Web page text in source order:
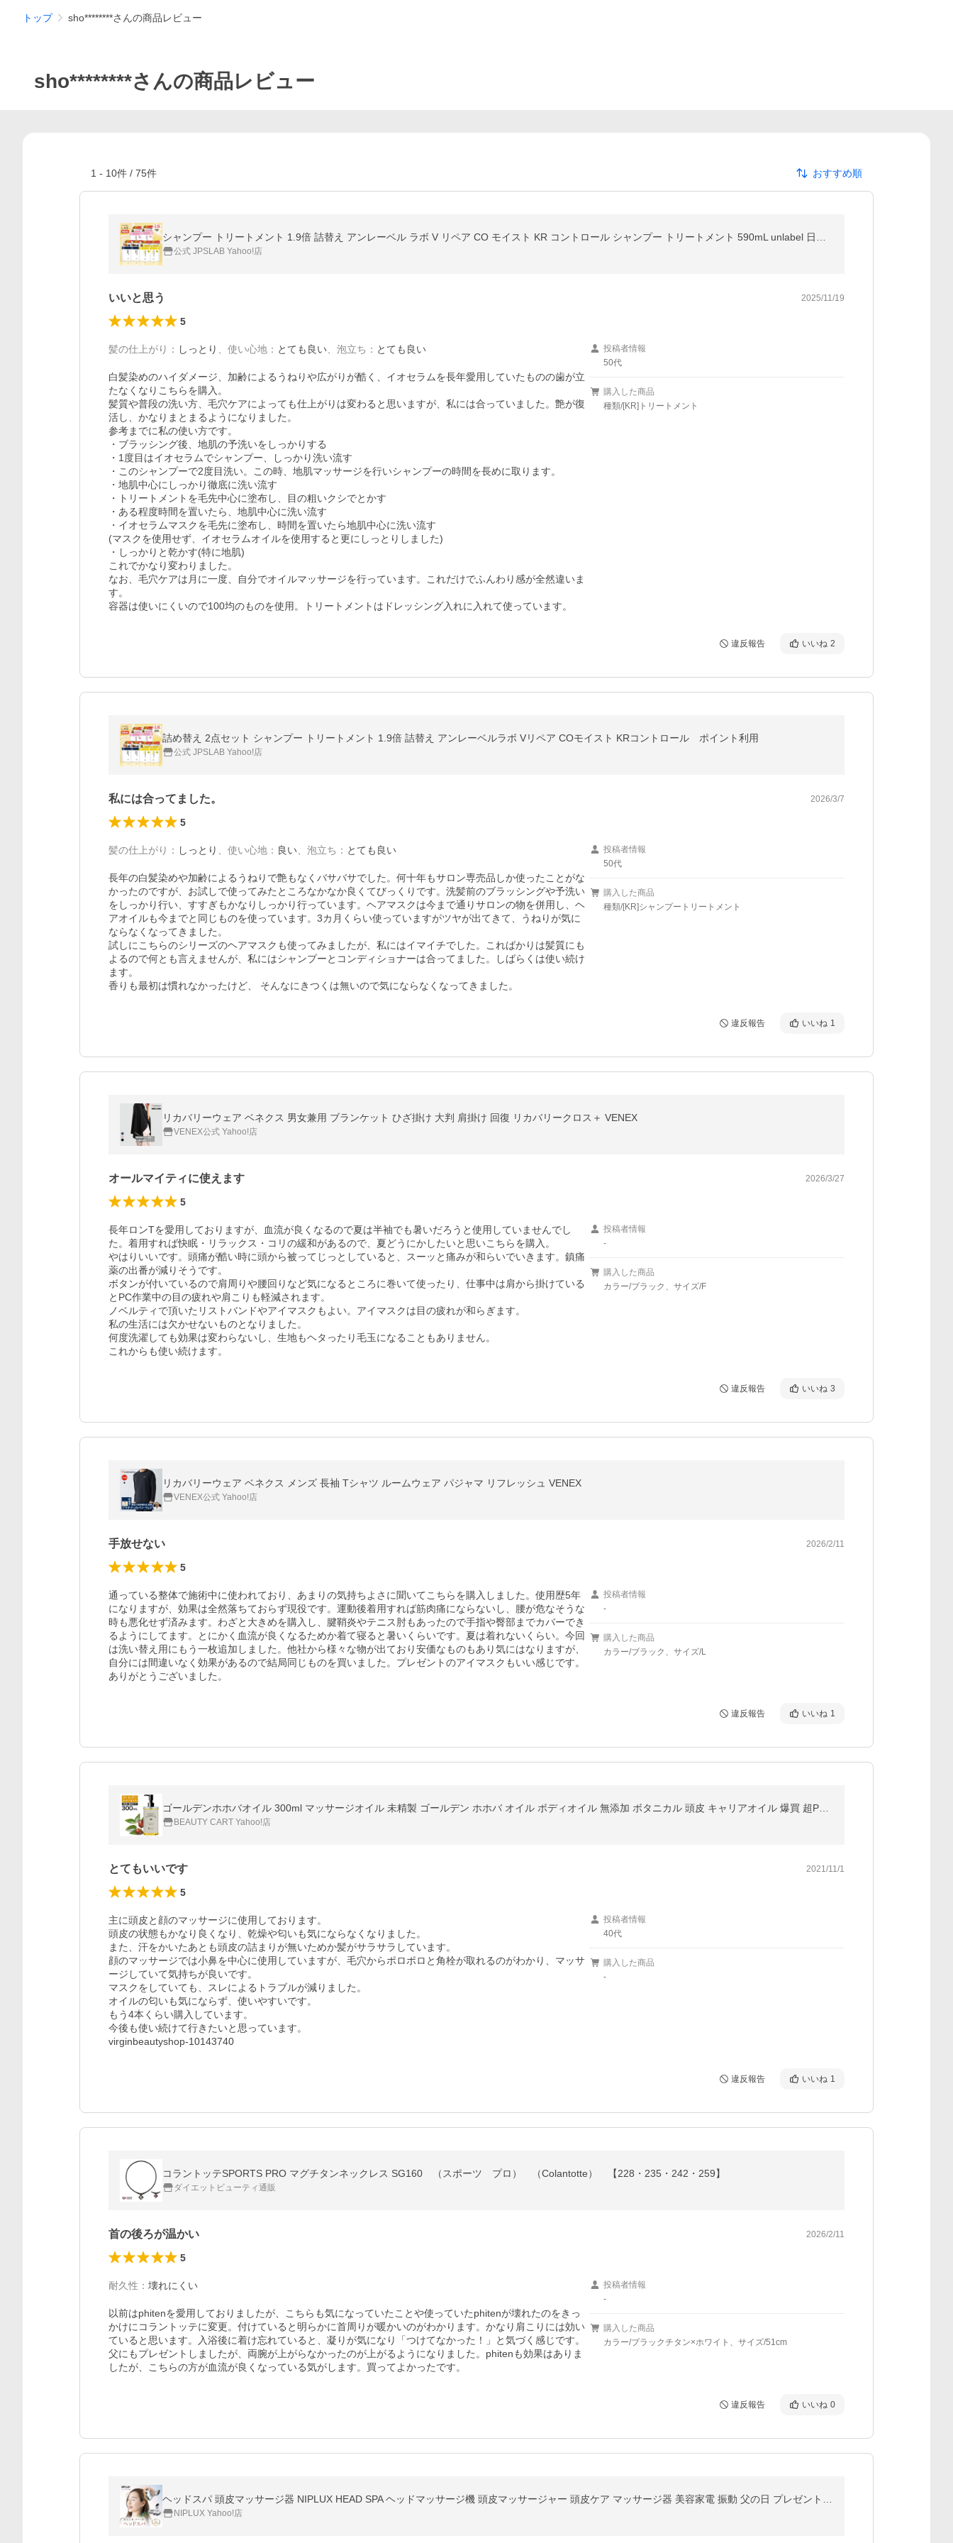
トップ sho********さんの商品レビュー
sho********さんの商品レビュー
1 - 10件 / 75件 おすすめ順
公式 JPSLAB Yahoo!店
いいと思う 2025/11/19
5
髪の仕上がり ： しっとり 使い心地 ： とても良い 泡立ち ： とても良い
白髪染めのハイダメージ、加齢によるうねりや広がりが酷く、イオセラムを長年愛用していたものの歯が立
たなくなりこちらを購入。
髪質や普段の洗い方、毛穴ケアによっても仕上がりは変わると思いますが、私には合っていました。艶が復
活し、かなりまとまるようになりました。
参考までに私の使い方です。
・ブラッシング後、地肌の予洗いをしっかりする
・1度目はイオセラムでシャンプー、しっかり洗い流す
・このシャンプーで2度目洗い。この時、地肌マッサージを行いシャンプーの時間を長めに取ります。
・地肌中心にしっかり徹底に洗い流す
・トリートメントを毛先中心に塗布し、目の粗いクシでとかす
・ある程度時間を置いたら、地肌中心に洗い流す
・イオセラムマスクを毛先に塗布し、時間を置いたら地肌中心に洗い流す
(マスクを使用せず、イオセラムオイルを使用すると更にしっとりしました)
・しっかりと乾かす(特に地肌)
これでかなり変わりました。
なお、毛穴ケアは月に一度、自分でオイルマッサージを行っています。これだけでふんわり感が全然違いま
す。
容器は使いにくいので100均のものを使用。トリートメントはドレッシング入れに入れて使っています。
投稿者情報
50代
購入した商品
種類/[KR]トリートメント
違反報告 いいね 2
詰め替え 2点セット シャンプー トリートメント 1.9倍 詰替え アンレーベルラボ Vリペア COモイスト KRコントロール ポイント利用
公式 JPSLAB Yahoo!店
私には合ってました。 2026/3/7
5
髪の仕上がり ： しっとり 使い心地 ： 良い 泡立ち ： とても良い
長年の白髪染めや加齢によるうねりで艶もなくバサバサでした。何十年もサロン専売品しか使ったことがな
かったのですが、お試しで使ってみたところなかなか良くてびっくりです。洗髪前のブラッシングや予洗い
をしっかり行い、すすぎもかなりしっかり行っています。ヘアマスクは今まで通りサロンの物を併用し、ヘ
アオイルも今までと同じものを使っています。3カ月くらい使っていますがツヤが出てきて、うねりが気に
ならなくなってきました。
試しにこちらのシリーズのヘアマスクも使ってみましたが、私にはイマイチでした。こればかりは髪質にも
よるので何とも言えませんが、私にはシャンプーとコンディショナーは合ってました。しばらくは使い続け
ます。
香りも最初は慣れなかったけど、 そんなにきつくは無いので気にならなくなってきました。
投稿者情報
50代
購入した商品
種類/[KR]シャンプートリートメント
違反報告 いいね 1
リカバリーウェア ベネクス 男女兼用 ブランケット ひざ掛け 大判 肩掛け 回復 リカバリークロス＋ VENEX
VENEX公式 Yahoo!店
オールマイティに使えます 2026/3/27
5
長年ロンTを愛用しておりますが、血流が良くなるので夏は半袖でも暑いだろうと使用していませんでし
た。着用すれば快眠・リラックス・コリの緩和があるので、夏どうにかしたいと思いこちらを購入。
やはりいいです。頭痛が酷い時に頭から被ってじっとしていると、スーッと痛みが和らいでいきます。鎮痛
薬の出番が減りそうです。
ボタンが付いているので肩周りや腰回りなど気になるところに巻いて使ったり、仕事中は肩から掛けている
とPC作業中の目の疲れや肩こりも軽減されます。
ノベルティで頂いたリストバンドやアイマスクもよい。アイマスクは目の疲れが和らぎます。
私の生活には欠かせないものとなりました。
何度洗濯しても効果は変わらないし、生地もヘタったり毛玉になることもありません。
これからも使い続けます。
投稿者情報
-
購入した商品
カラー/ブラック、サイズ/F
違反報告 いいね 3
リカバリーウェア ベネクス メンズ 長袖 Tシャツ ルームウェア パジャマ リフレッシュ VENEX
VENEX公式 Yahoo!店
手放せない 2026/2/11
5
通っている整体で施術中に使われており、あまりの気持ちよさに聞いてこちらを購入しました。使用歴5年
になりますが、効果は全然落ちておらず現役です。運動後着用すれば筋肉痛にならないし、腰が危なそうな
時も悪化せず済みます。わざと大きめを購入し、腱鞘炎やテニス肘もあったので手指や臀部までカバーでき
るようにしてます。とにかく血流が良くなるためか着て寝ると暑いくらいです。夏は着れないくらい。今回
は洗い替え用にもう一枚追加しました。他社から様々な物が出ており安価なものもあり気にはなりますが、
自分には間違いなく効果があるので結局同じものを買いました。プレゼントのアイマスクもいい感じです。
ありがとうございました。
投稿者情報
-
購入した商品
カラー/ブラック、サイズ/L
違反報告 いいね 1
BEAUTY CART Yahoo!店
とてもいいです 2021/11/1
5
主に頭皮と顔のマッサージに使用しております。
頭皮の状態もかなり良くなり、乾燥や匂いも気にならなくなりました。
また、汗をかいたあとも頭皮の詰まりが無いためか髪がサラサラしています。
顔のマッサージでは小鼻を中心に使用していますが、毛穴からポロポロと角栓が取れるのがわかり、マッサ
ージしていて気持ちが良いです。
マスクをしていても、スレによるトラブルが減りました。
オイルの匂いも気にならず、使いやすいです。
もう4本くらい購入しています。
今後も使い続けて行きたいと思っています。
virginbeautyshop-10143740
投稿者情報
40代
購入した商品
-
違反報告 いいね 1
コラントッテSPORTS PRO マグチタンネックレス SG160 （スポーツ プロ） （Colantotte） 【228・235・242・259】
ダイエットビューティ通販
首の後ろが温かい 2026/2/11
5
耐久性 ： 壊れにくい
以前はphitenを愛用しておりましたが、こちらも気になっていたことや使っていたphitenが壊れたのをきっ
かけにコラントッテに変更。付けていると明らかに首周りが暖かいのがわかります。かなり肩こりには効い
ていると思います。入浴後に着け忘れていると、凝りが気になり「つけてなかった！」と気づく感じです。
父にもプレゼントしましたが、両腕が上がらなかったのが上がるようになりました。phitenも効果はありま
したが、こちらの方が血流が良くなっている気がします。買ってよかったです。
投稿者情報
-
購入した商品
カラー/ブラックチタン×ホワイト、サイズ/51cm
違反報告 いいね 0
NIPLUX Yahoo!店